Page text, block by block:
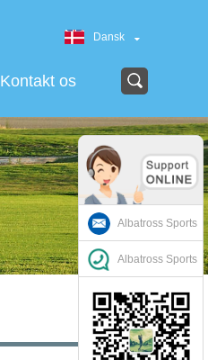
Dansk
Kontakt os
Albatross Sports
Albatross Sports